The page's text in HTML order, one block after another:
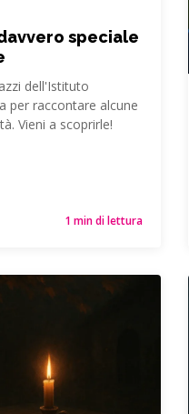
speciale
dell'Istituto
per raccontare alcune
Vieni a scoprirle!
1 min di lettura